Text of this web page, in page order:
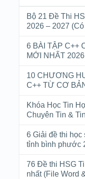
Bộ 21 Đề Thi
2026 – 2027
6 BÀI TẬP C++
MỚI NHẤT 2026
10 CHƯƠNG
C++ TỪ CƠ
Khóa Học Tin
Chuyên Tin &
6 Giải đề thi
tỉnh bình phước
76 Đề thi HSG
nhất (File Word